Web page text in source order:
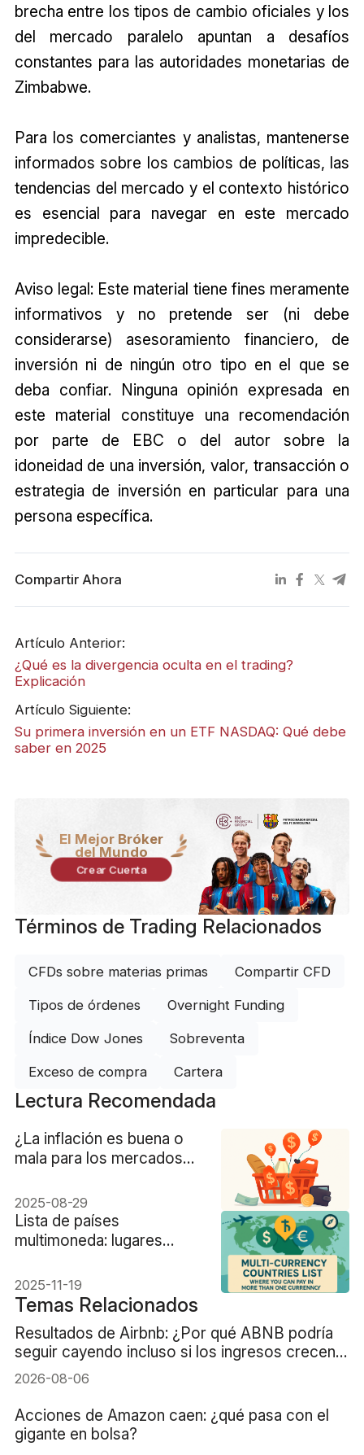
brecha entre los tipos de cambio oficiales y los
del mercado paralelo apuntan a desafíos
constantes para las autoridades monetarias de
Zimbabwe.
Para los comerciantes y analistas, mantenerse
informados sobre los cambios de políticas, las
tendencias del mercado y el contexto histórico
es esencial para navegar en este mercado
impredecible.
Aviso legal: Este material tiene fines meramente
informativos y no pretende ser (ni debe
considerarse) asesoramiento financiero, de
inversión ni de ningún otro tipo en el que se
deba confiar. Ninguna opinión expresada en
este material constituye una recomendación
por parte de EBC o del autor sobre la
idoneidad de una inversión, valor, transacción o
estrategia de inversión en particular para una
persona específica.
Compartir Ahora
Artículo Anterior:
¿Qué es la divergencia oculta en el trading?
Explicación
Artículo Siguiente:
Su primera inversión en un ETF NASDAQ: Qué debe
saber en 2025
El Mejor Bróker
del Mundo
Crear Cuenta
Términos de Trading Relacionados
CFDs sobre materias primas Compartir CFD
Tipos de órdenes Overnight Funding
Índice Dow Jones Sobreventa
Exceso de compra Cartera
Lectura Recomendada
¿La inflación es buena o
mala para los mercados
2025-08-29
Lista de países
multimoneda: lugares
más de una moneda
2025-11-19
Temas Relacionados
Resultados de Airbnb: ¿Por qué ABNB podría
seguir cayendo incluso si los ingresos crecen
un 16%?
2026-08-06
Acciones de Amazon caen: ¿qué pasa con el
gigante en bolsa?